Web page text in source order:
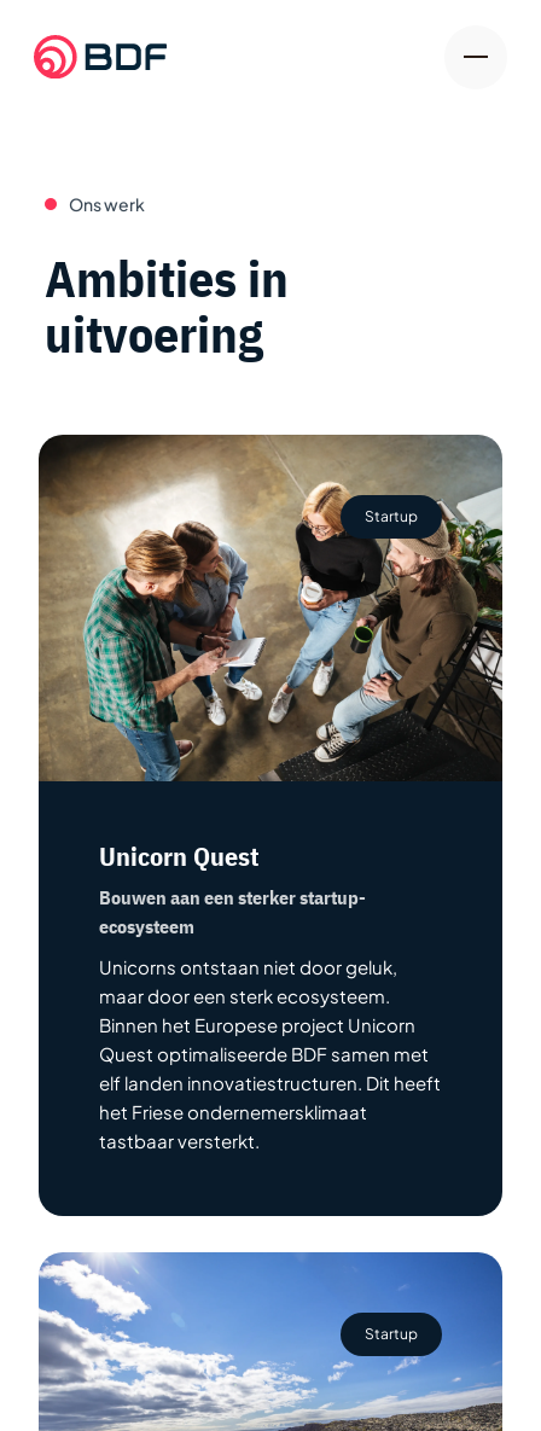
Ons werk
Ambities in
uitvoering
Startup
Unicorn Quest
Bouwen aan een sterker startup-
ecosysteem
Unicorns ontstaan niet door geluk,
maar door een sterk ecosysteem.
Binnen het Europese project Unicorn
Quest optimaliseerde BDF samen met
elf landen innovatiestructuren. Dit heeft
het Friese ondernemersklimaat
tastbaar versterkt.
Startup